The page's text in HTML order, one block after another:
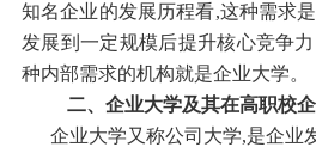
知名企业的发展历程看,这种需求
发展到一定规模后提升核心竞争
种内部需求的机构就是企业大学。
二、企业大学及其在高职校
企业大学又称公司大学,是企业